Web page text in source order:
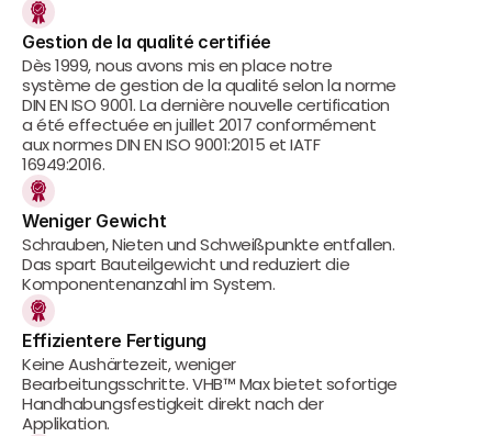
Gestion de la qualité certifiée
Dès 1999, nous avons mis en place notre
système de gestion de la qualité selon la norme
DIN EN ISO 9001. La dernière nouvelle certification
a été effectuée en juillet 2017 conformément
aux normes DIN EN ISO 9001:2015 et IATF
16949:2016.
Weniger Gewicht
Schrauben, Nieten und Schweißpunkte entfallen.
Das spart Bauteilgewicht und reduziert die
Komponentenanzahl im System.
Effizientere Fertigung
Keine Aushärtezeit, weniger
Bearbeitungsschritte. VHB™ Max bietet sofortige
Handhabungsfestigkeit direkt nach der
Applikation.